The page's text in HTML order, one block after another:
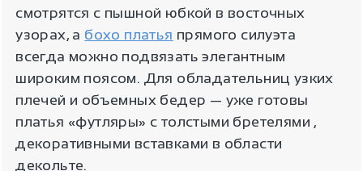
смотрятся с пышной юбкой в восточных
узорах, а бохо платья прямого силуэта
всегда можно подвязать элегантным
широким поясом. Для обладательниц узких
плечей и объемных бедер — уже готовы
платья «футляры» с толстыми бретелями ,
декоративными вставками в области
декольте.